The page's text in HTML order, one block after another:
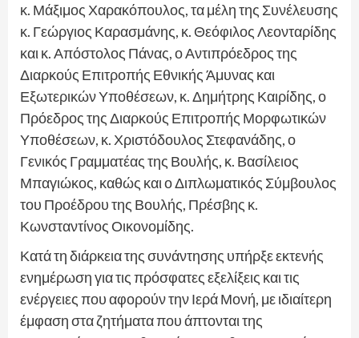
κ. Μάξιμος Χαρακόπουλος, τα μέλη της Συνέλευσης
κ. Γεώργιος Καρασμάνης, κ. Θεόφιλος Λεονταρίδης
και κ. Απόστολος Πάνας, ο Αντιπρόεδρος της
Διαρκούς Επιτροπής Εθνικής Άμυνας και
Εξωτερικών Υποθέσεων, κ. Δημήτρης Καιρίδης, ο
Πρόεδρος της Διαρκούς Επιτροπής Μορφωτικών
Υποθέσεων, κ. Χριστόδουλος Στεφανάδης, ο
Γενικός Γραμματέας της Βουλής, κ. Βασίλειος
Μπαγιώκος, καθώς και ο Διπλωματικός Σύμβουλος
του Προέδρου της Βουλής, Πρέσβης κ.
Κωνσταντίνος Οικονομίδης.
Κατά τη διάρκεια της συνάντησης υπήρξε εκτενής
ενημέρωση για τις πρόσφατες εξελίξεις και τις
ενέργειες που αφορούν την Ιερά Μονή, με ιδιαίτερη
έμφαση στα ζητήματα που άπτονται της